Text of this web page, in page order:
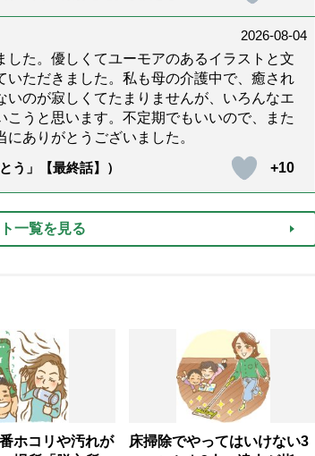
2026-08-04
た。優しくてユーモアのあるイラストと文
ただきました。私も母の介護中で、癒され
のが寂しくてたまりませんが、いろんなエ
うと思います。不定期でもいいので、また
ありがとうございました。
う」【最終話】）
+10
一覧を見る
ホコリや汚れが
床掃除でやってはいけない3